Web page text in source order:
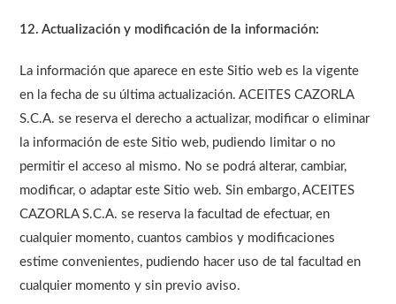
12. Actualización y modificación de la información:
La información que aparece en este Sitio web es la vigente
en la fecha de su última actualización. ACEITES CAZORLA
S.C.A. se reserva el derecho a actualizar, modificar o eliminar
la información de este Sitio web, pudiendo limitar o no
permitir el acceso al mismo. No se podrá alterar, cambiar,
modificar, o adaptar este Sitio web. Sin embargo, ACEITES
CAZORLA S.C.A. se reserva la facultad de efectuar, en
cualquier momento, cuantos cambios y modificaciones
estime convenientes, pudiendo hacer uso de tal facultad en
cualquier momento y sin previo aviso.